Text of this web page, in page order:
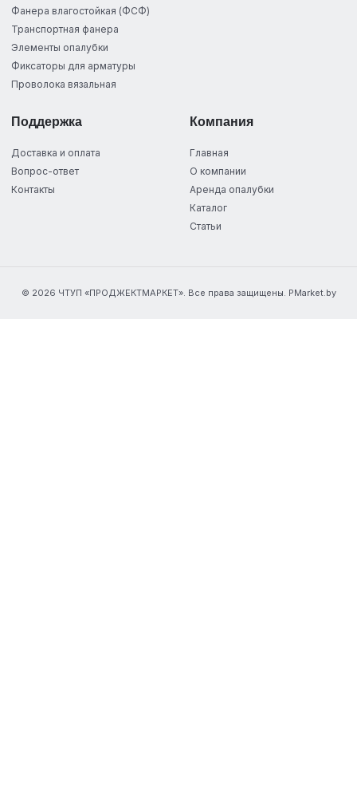
Фанера влагостойкая (ФСФ)
Транспортная фанера
Элементы опалубки
Фиксаторы для арматуры
Проволока вязальная
Поддержка
Доставка и оплата
Вопрос-ответ
Контакты
Компания
Главная
О компании
Аренда опалубки
Каталог
Статьи
© 2026 ЧТУП «ПРОДЖЕКТМАРКЕТ». Все права защищены. PMarket.by